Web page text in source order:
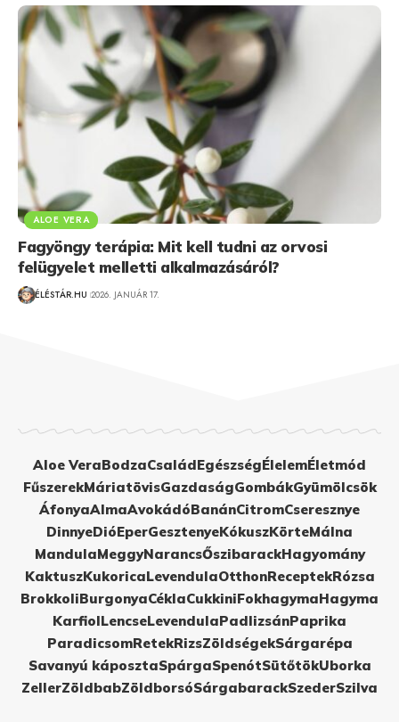
ALOE VERA
Fagyöngy terápia: Mit kell tudni az orvosi
felügyelet melletti alkalmazásáról?
ÉLÉSTÁR.HU 2026. JANUÁR 17.
Aloe VeraBodzaCsaládEgészségÉlelemÉletmód
FűszerekMáriatövisGazdaságGombákGyümölcsök
ÁfonyaAlmaAvokádóBanánCitromCseresznye
DinnyeDióEperGesztenyeKókuszKörteMálna
MandulaMeggyNarancsŐszibarackHagyomány
KaktuszKukoricaLevendulaOtthonReceptekRózsa
BrokkoliBurgonyaCéklaCukkiniFokhagymaHagyma
KarfiolLencseLevendulaPadlizsánPaprika
ParadicsomRetekRizsZöldségekSárgarépa
Savanyú káposztaSpárgaSpenótSütőtökUborka
ZellerZöldbabZöldborsóSárgabarackSzederSzilva